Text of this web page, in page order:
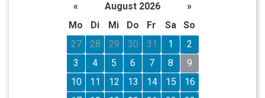
« August 2026
»
Mo
Di Mi Do Fr Sa
So
27
28 29 30 31 1
2
3
4 5 6 7 8
9
10
11 12 13 14 15
16